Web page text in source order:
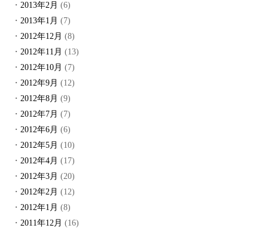
2013年2月 (6)
2013年1月 (7)
2012年12月 (8)
2012年11月 (13)
2012年10月 (7)
2012年9月 (12)
2012年8月 (9)
2012年7月 (7)
2012年6月 (6)
2012年5月 (10)
2012年4月 (17)
2012年3月 (20)
2012年2月 (12)
2012年1月 (8)
2011年12月 (16)